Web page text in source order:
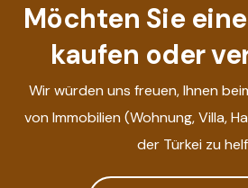
Möchten Sie
kaufen oder
Wir würden uns freuen, Ihnen
von Immobilien (Wohnung, Villa,
der Türkei zu